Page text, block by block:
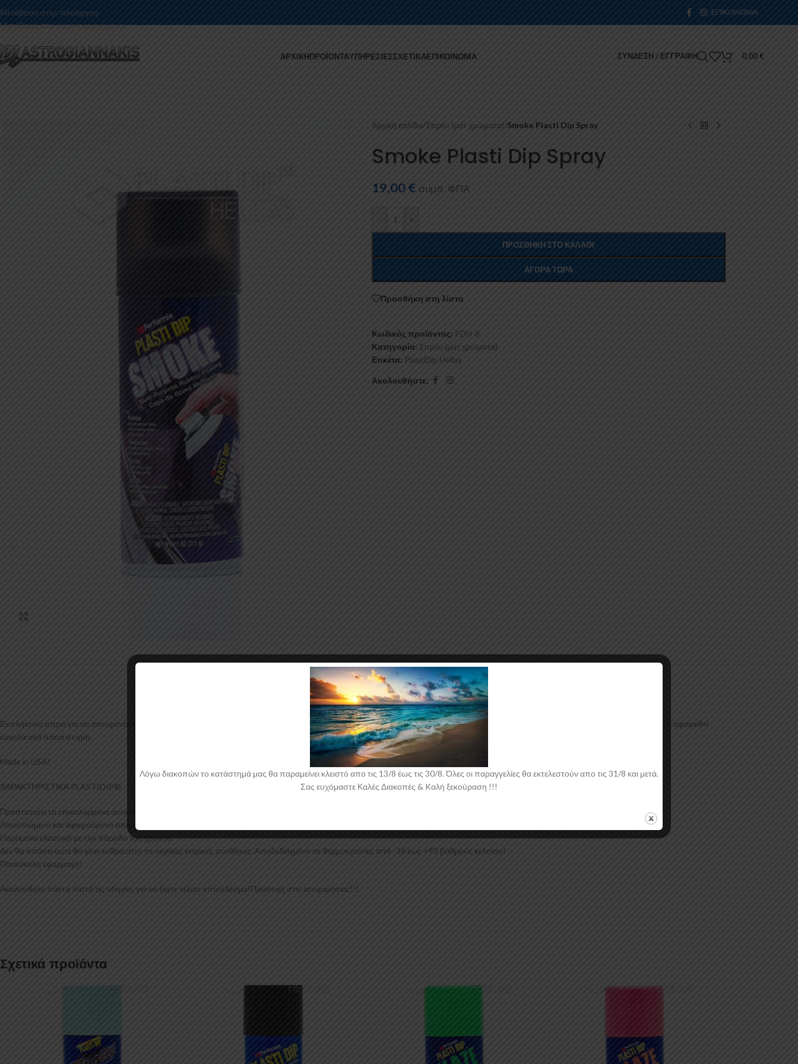
Μετάβαση στην πλοήγηση
Μετάβαση στο κύριο περιεχόμενο
ΕΠΙΚΟΙΝΩΝΊΑ
ΑΡΧΙΚΉΠΡΟΪΌΝΤΑΥΠΗΡΕΣΊΕΣΣΧΕΤΙΚΆΕΠΙΚΟΙΝΩΝΊΑ ΣΎΝΔΕΣΗ / ΕΓΓΡΑΦΉ 0,00€
Αρχική σελίδα/Σπρέυ (ματ χρώματα)/Smoke Plasti Dip Spray
Smoke Plasti Dip Spray
19,00€ συμπ. ΦΠΑ
- +
ΠΡΟΣΘΉΚΗ ΣΤΟ ΚΑΛΆΘΙ
ΑΓΟΡΆ ΤΏΡΑ
Προσθήκη στη λίστα
Κωδικός προϊόντος: PDH-8
Κατηγορία: Σπρέυ (ματ χρώματα)
Ετικέτα: PlastiDip Hellas
Ακολουθήστε:
ΠΕΡΙΓΡΑΦΉ ΑΞΙΟΛΟΓΉΣΕΙΣ (0)
Εκπληκτικό σπρέι για να σκουρύνουν τα φανάρια των αυτοκινήτων,τα τζάμια στο σπίτι και πολλά ακόμη!Εφαρμόστε τουλάχιστον 6 πλούσια “χέρια” για να είναι ανθεκτικό και να μπορεί ν’αφαιρεθεί
εύκολα ανά πάσα στιγμή.
Made in USA!
ΧΑΡΑΚΤΗΡΙΣΤΙΚΑ PLASTIDIP®
Προστατεύει τα επικαλυμμένα αντικείμενα από υγρασία, οξέα, τριβή, διάβρωση και ολίσθηση και παρέχει άνετο, ελεγχόμενο κράτημα.
Αποσπώμενο και αφαιρούμενο από τις περισσότερες επιφάνειες.
Παραμένει ελαστικό με την πάροδο του χρόνου.
Δεν θα σπάσει ούτε θα γίνει εύθραυστο σε ακραίες καιρικές συνθήκες. Αποδεδειγμένο σε θερμοκρασίες από -36 έως +93 βαθμούς κελσίου!
Πανεύκολη εφαρμογή!
Ακολουθείτε πάντα πιστά τις οδηγίες για να έχετε τέλειο αποτέλεσμα!Προσοχή στις απομιμήσεις!!!
Σχετικά προϊόντα
Λόγω διακοπών το κατάστημά μας θα παραμείνει κλειστό απο τις 13/8 έως τις 30/8. Όλες οι παραγγελίες θα εκτελεστούν απο τις 31/8 και μετά.
Σας ευχόμαστε Καλές Διακοπές & Kαλή ξεκούραση !!!